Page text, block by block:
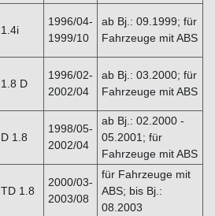
1.4i
1996/04-
1999/10
ab Bj.: 09.1999; für
Fahrzeuge mit ABS
1.8 D
1996/02-
2002/04
ab Bj.: 03.2000; für
Fahrzeuge mit ABS
D 1.8
1998/05-
2002/04
ab Bj.: 02.2000 -
05.2001; für
Fahrzeuge mit ABS
TD 1.8
2000/03-
2003/08
für Fahrzeuge mit
ABS; bis Bj.:
08.2003